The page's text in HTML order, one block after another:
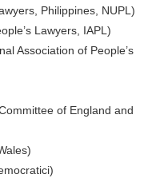
Philippines, NUPL)
Lawyers, IAPL)
Association of People’s
of England and